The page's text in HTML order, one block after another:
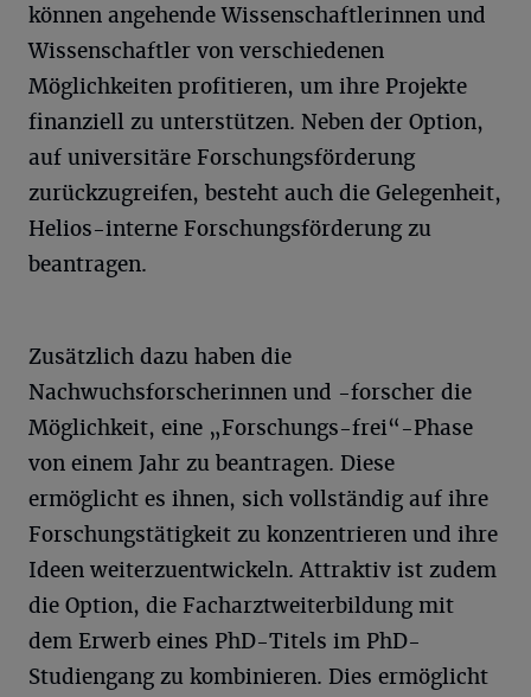
können angehende Wissenschaftlerinnen und
Wissenschaftler von verschiedenen
Möglichkeiten profitieren, um ihre Projekte
finanziell zu unterstützen. Neben der Option,
auf universitäre Forschungsförderung
zurückzugreifen, besteht auch die Gelegenheit,
Helios-interne Forschungsförderung zu
beantragen.
Zusätzlich dazu haben die
Nachwuchsforscherinnen und -forscher die
Möglichkeit, eine „Forschungs-frei“-Phase
von einem Jahr zu beantragen. Diese
ermöglicht es ihnen, sich vollständig auf ihre
Forschungstätigkeit zu konzentrieren und ihre
Ideen weiterzuentwickeln. Attraktiv ist zudem
die Option, die Facharztweiterbildung mit
dem Erwerb eines PhD-Titels im PhD-
Studiengang zu kombinieren. Dies ermöglicht